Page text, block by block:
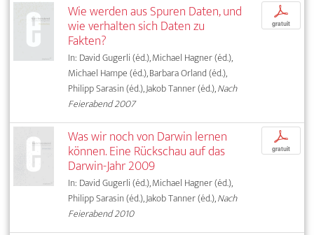
Wie werden aus Spuren Daten, und
wie verhalten sich Daten zu
Fakten?
In: David Gugerli (éd.), Michael Hagner (éd.),
Michael Hampe (éd.), Barbara Orland (éd.),
Philipp Sarasin (éd.), Jakob Tanner (éd.),Nach
Feierabend 2007
p
gratuit
Was wir noch von Darwin lernen
können. Eine Rückschau auf das
Darwin-Jahr 2009
In: David Gugerli (éd.), Michael Hagner (éd.),
Philipp Sarasin (éd.), Jakob Tanner (éd.),Nach
Feierabend 2010
p
gratuit